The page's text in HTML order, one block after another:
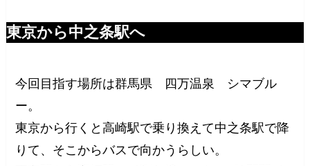
東京から中之条駅へ
今回目指す場所は群馬県 四万温泉 シマブル
ー。
東京から行くと高崎駅で乗り換えて中之条駅で降
りて、そこからバスで向かうらしい。